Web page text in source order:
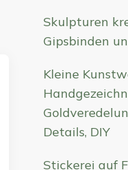
Skulpturen
Gipsbinden
Kleine
Details, DIY
Stickerei auf